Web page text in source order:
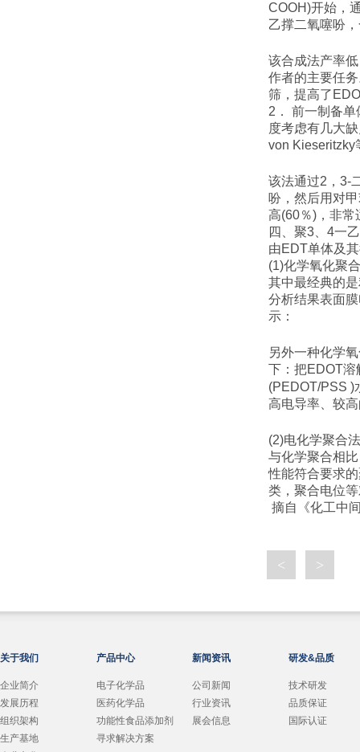
COOH)开始，
乙撑二氧噻吩
该合成法产率
作者的主要任
筛，提高了
2 ． 前一制备单
度考虑有几大
von Kieseritzky
该法通过2 ， 3-
吩，然后用对
高(60％) ，非
四、聚3 4一
由EDT单体及
(1)化学氧化聚
其中最经典的
分析结果表面
示：
另外一种化学
下：把EDOT溶
(PEDOT/PSS )
高电导率、较
(2)电化学聚合法
与化学聚合相
性能符合要求
类，聚合电位
摘自《化工中
< >
关于我们
企业简介
发展历程
组织架构
生产基地
产品中心
电子化学品
医药化学品
功能性食品添加剂
寻求解决方案
新闻资讯
公司新闻
行业资讯
展会信息
研发&品质
技术研发
品质保证
国际认证